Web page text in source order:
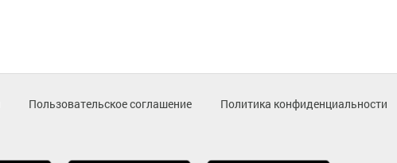
Пользовательское соглашение
Политика конфиденциальности